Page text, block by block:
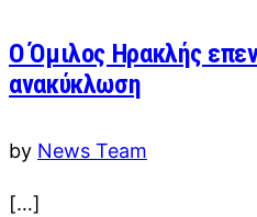
Ο Όμιλος Ηρακλής
ανακύκλωση
by News Team
[…]